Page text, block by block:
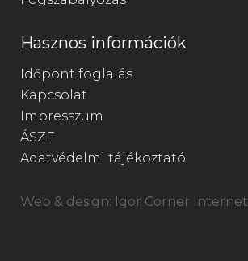
Hasznos információk
Időpont foglalás
Kapcsolat
Impresszum
ÁSZF
Adatvédelmi tájékoztató
Web & design: Igor Corner Internet